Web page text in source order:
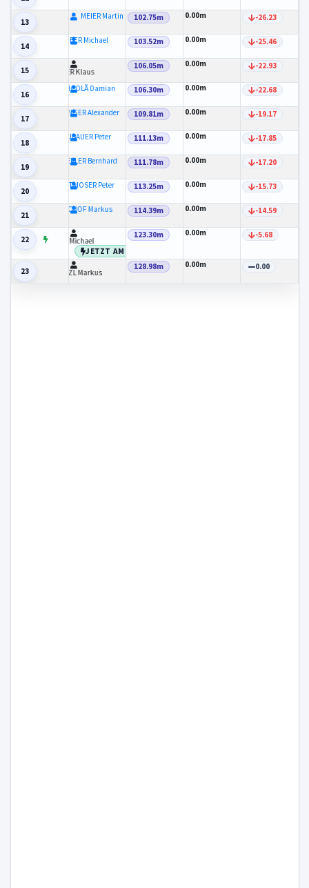
13
MEIER Martin 102.75m 0.00m -26.23
14
HUBER Michael 103.52m 0.00m -25.46
15 LEIÃNER Klaus
106.05m 0.00m -22.93
16
DENICOLÃ Damian 106.30m 0.00m -22.68
17
ANZINGER Alexander 109.81m 0.00m -19.17
18
NEUBAUER Peter 111.13m 0.00m -17.85
19
HABERLER Bernhard 111.78m 0.00m -17.20
20
ROTTMOSER Peter 113.25m 0.00m -15.73
21
BISCHOF Markus 114.39m 0.00m -14.59
22
SPÃTH Michael
JETZT AM ZUG
123.30m 0.00m -5.68
23 SCHÃTZL Markus
128.98m 0.00m 0.00